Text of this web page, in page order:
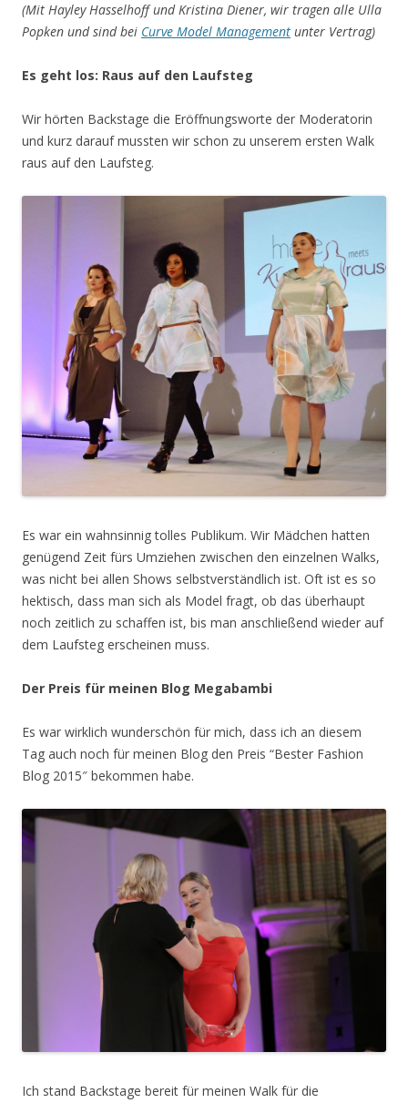
(Mit Hayley Hasselhoff und Kristina Diener, wir tragen alle Ulla
Popken und sind bei Curve Model Management unter Vertrag)
Es geht los: Raus auf den Laufsteg
Wir hörten Backstage die Eröffnungsworte der Moderatorin
und kurz darauf mussten wir schon zu unserem ersten Walk
raus auf den Laufsteg.
Es war ein wahnsinnig tolles Publikum. Wir Mädchen hatten
genügend Zeit fürs Umziehen zwischen den einzelnen Walks,
was nicht bei allen Shows selbstverständlich ist. Oft ist es so
hektisch, dass man sich als Model fragt, ob das überhaupt
noch zeitlich zu schaffen ist, bis man anschließend wieder auf
dem Laufsteg erscheinen muss.
Der Preis für meinen Blog Megabambi
Es war wirklich wunderschön für mich, dass ich an diesem
Tag auch noch für meinen Blog den Preis “Bester Fashion
Blog 2015″ bekommen habe.
Ich stand Backstage bereit für meinen Walk für die